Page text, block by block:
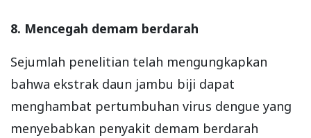
8. Mencegah demam berdarah
Sejumlah penelitian telah mengungkapkan
bahwa ekstrak daun jambu biji dapat
menghambat pertumbuhan virus dengue yang
menyebabkan penyakit demam berdarah